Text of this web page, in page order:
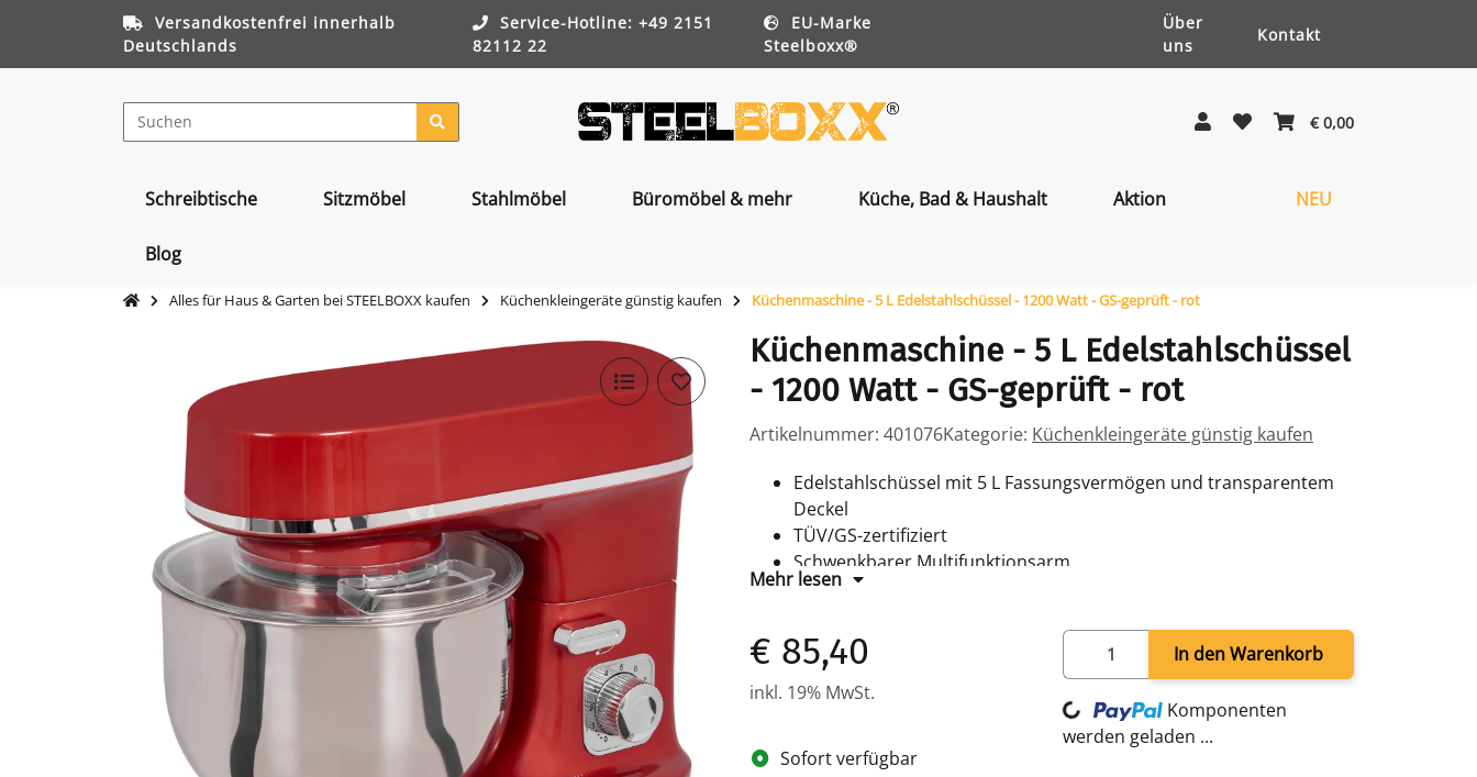
Versandkostenfrei innerhalb
Deutschlands
Service-Hotline: +49 2151
82112 22
EU-Marke
Steelboxx®
Über
uns
Kontakt
€ 0,00
Schreibtische Sitzmöbel Stahlmöbel Büromöbel & mehr Küche, Bad & Haushalt Aktion NEU
Blog
Alles für Haus & Garten bei STEELBOXX kaufen Küchenkleingeräte günstig kaufen Küchenmaschine - 5 L Edelstahlschüssel - 1200 Watt - GS-geprüft - rot
Küchenmaschine - 5 L Edelstahlschüssel
- 1200 Watt - GS-geprüft - rot
Artikelnummer: 401076Kategorie: Küchenkleingeräte günstig kaufen
Edelstahlschüssel mit 5 L Fassungsvermögen und transparentem
Deckel
TÜV/GS-zertifiziert
Schwenkbarer Multifunktionsarm
Knethaken, Schneebesen, Rührhaken
Sicherheitsschaltung
Saugfüße für sicheren Stand
Leistung: 1200 Watt
Farbe: rot
Mehr lesen
€ 85,40
inkl. 19% MwSt.
Sofort verfügbar
In den Warenkorb
Loading...
Komponenten
werden geladen ...